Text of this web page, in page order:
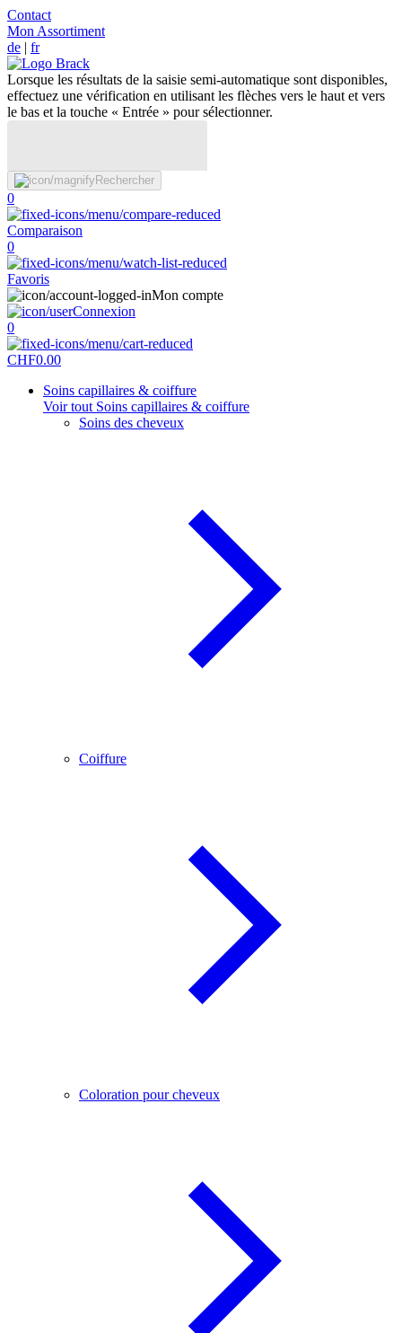
Contact
Mon Assortiment
de | fr
Lorsque les résultats de la saisie semi-automatique sont disponibles,
effectuez une vérification en utilisant les flèches vers le haut et vers
le bas et la touche « Entrée » pour sélectionner.
Rechercher
0
Comparaison
0
Favoris
Mon compte
Connexion
0
CHF0.00
Soins capillaires & coiffure
Voir tout Soins capillaires & coiffure
Soins des cheveux
Coiffure
Coloration pour cheveux